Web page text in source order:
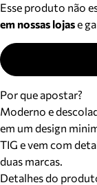
Esse produto não
em nossas lojase
Por que apostar?
Moderno e
em um design
TIG e vem com
duas marcas.
Detalhes do